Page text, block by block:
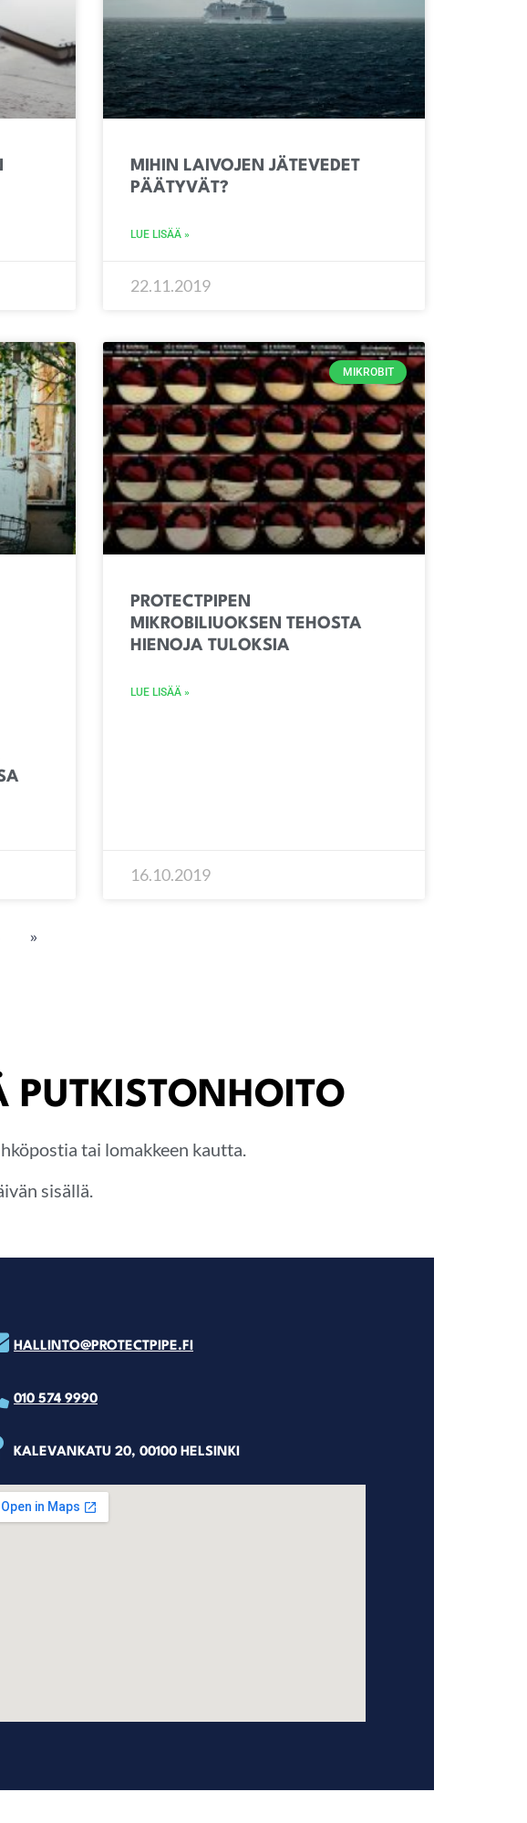
MIHIN LAIVOJEN JÄTEVEDET
PÄÄTYVÄT?
LUE LISÄÄ »
22.11.2019
MIKROBIT
PROTECTPIPEN
MIKROBILIUOKSEN TEHOSTA
HIENOJA TULOKSIA
LUE LISÄÄ »
16.10.2019
»
PUTKISTONHOITO
tai lomakkeen kautta.
sisällä.
HALLINTO@PROTECTPIPE.FI
010 574 9990
KALEVANKATU 20, 00100 HELSINKI